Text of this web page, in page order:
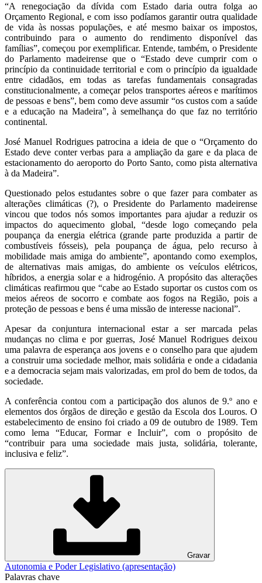
“A renegociação da dívida com Estado daria outra folga ao
Orçamento Regional, e com isso podíamos garantir outra qualidade
de vida às nossas populações, e até mesmo baixar os impostos,
contribuindo para o aumento do rendimento disponível das
famílias”, começou por exemplificar. Entende, também, o Presidente
do Parlamento madeirense que o “Estado deve cumprir com o
princípio da continuidade territorial e com o princípio da igualdade
entre cidadãos, em todas as tarefas fundamentais consagradas
constitucionalmente, a começar pelos transportes aéreos e marítimos
de pessoas e bens”, bem como deve assumir “os custos com a saúde
e a educação na Madeira”, à semelhança do que faz no território
continental.
José Manuel Rodrigues patrocina a ideia de que o “Orçamento do
Estado deve conter verbas para a ampliação da gare e da placa de
estacionamento do aeroporto do Porto Santo, como pista alternativa
à da Madeira”.
Questionado pelos estudantes sobre o que fazer para combater as
alterações climáticas (?), o Presidente do Parlamento madeirense
vincou que todos nós somos importantes para ajudar a reduzir os
impactos do aquecimento global, “desde logo começando pela
poupança da energia elétrica (grande parte produzida a partir de
combustíveis fósseis), pela poupança de água, pelo recurso à
mobilidade mais amiga do ambiente”, apontando como exemplos,
de alternativas mais amigas, do ambiente os veículos elétricos,
híbridos, a energia solar e a hidrogénio. A propósito das alterações
climáticas reafirmou que “cabe ao Estado suportar os custos com os
meios aéreos de socorro e combate aos fogos na Região, pois a
proteção de pessoas e bens é uma missão de interesse nacional”.
Apesar da conjuntura internacional estar a ser marcada pelas
mudanças no clima e por guerras, José Manuel Rodrigues deixou
uma palavra de esperança aos jovens e o conselho para que ajudem
a construir uma sociedade melhor, mais solidária e onde a cidadania
e a democracia sejam mais valorizadas, em prol do bem de todos, da
sociedade.
A conferência contou com a participação dos alunos de 9.º ano e
elementos dos órgãos de direção e gestão da Escola dos Louros. O
estabelecimento de ensino foi criado a 09 de outubro de 1989. Tem
como lema “Educar, Formar e Incluir”, com o propósito de
“contribuir para uma sociedade mais justa, solidária, tolerante,
inclusiva e feliz”.
Gravar
Autonomia e Poder Legislativo (apresentação)
Palavras chave